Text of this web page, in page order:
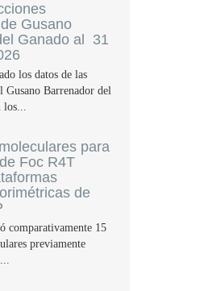
Gusano
Ganado al 31
los datos de las
Gusano Barrenador del
los...
para
Foc R4T
de
comparativamente 15
previamente